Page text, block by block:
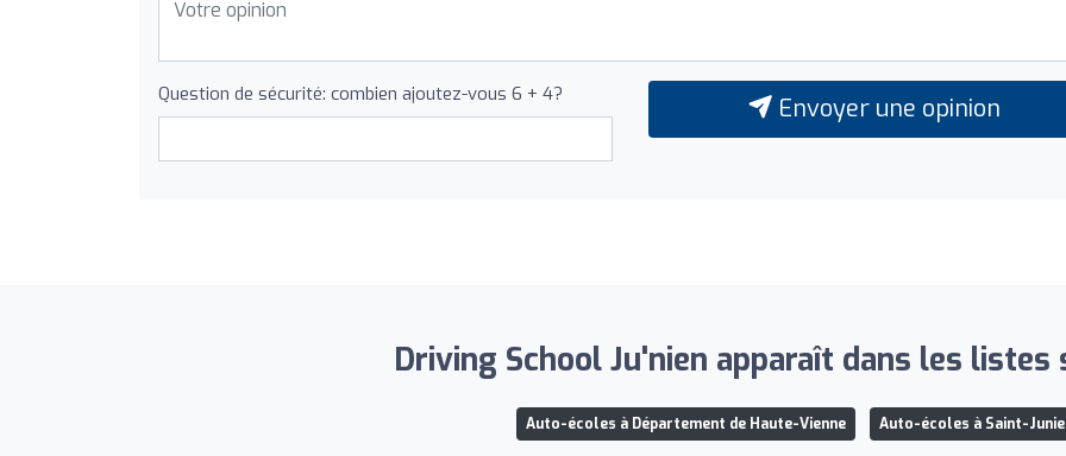
Question de sécurité: combien ajoutez-vous 6 + 4? Envoyer une opinion
Driving School Ju'nien apparaît dans les listes
Auto-écoles à Département de Haute-Vienne Auto-écoles à Saint-